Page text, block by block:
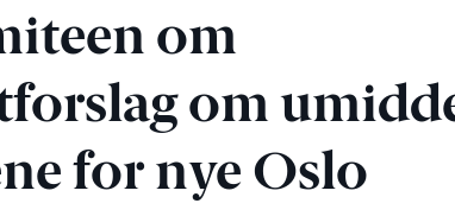
om
om
for nye Oslo